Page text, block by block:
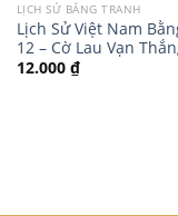
LỊCH SỬ BẰNG TRANH
Lịch Sử Việt Nam
12 – Cờ Lau Vạn
12.000 ₫